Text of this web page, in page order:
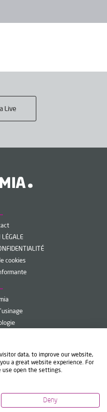
Live
LÉGALE
cookies
S.L.U.
857 000
data, to improve our website,
a great website experience. For
use open the settings.
Deny